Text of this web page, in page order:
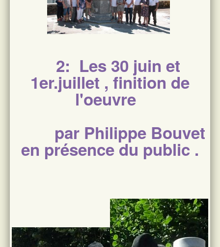
2: Les 30 juin et
1er.juillet , finition de
l'oeuvre
par Philippe Bouvet
en présence du public .